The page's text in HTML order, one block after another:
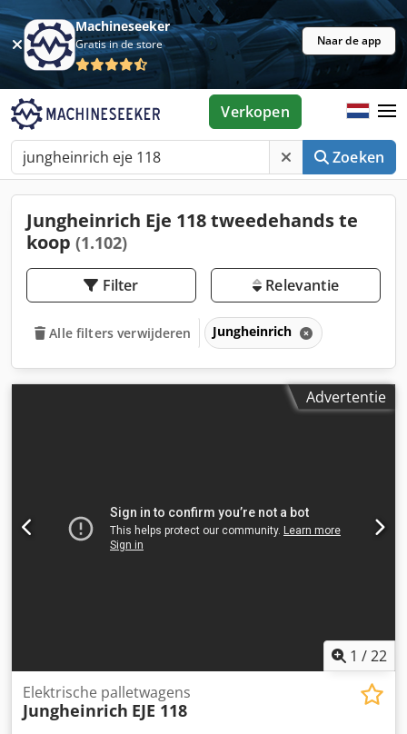
Machineseeker
Gratis in de store Naar de app
Zoeken
Verkopen
Jungheinrich Eje 118 tweedehands te
koop (1.102)
Filter Relevantie
Alle filters verwijderen Jungheinrich
Advertentie
1 /22
Elektrische palletwagens
Jungheinrich EJE 118